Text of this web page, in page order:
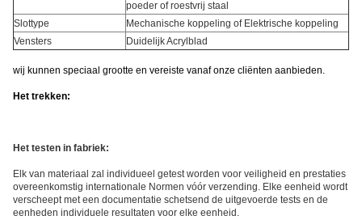
poeder of roestvrij staal
Slottype
Mechanische koppeling of Elektrische koppeling
Vensters
Duidelijk Acrylblad
wij kunnen speciaal grootte en vereiste vanaf onze cliënten aanbieden.
Het trekken:
Het testen in fabriek:
Elk van materiaal zal individueel getest worden voor veiligheid en prestaties
overeenkomstig internationale Normen vóór verzending. Elke eenheid wordt
verscheept met een documentatie schetsend de uitgevoerde tests en de
eenheden individuele resultaten voor elke eenheid.